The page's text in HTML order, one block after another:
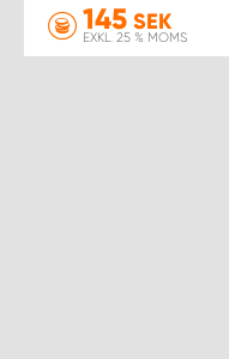
145 SEK
EXKL. 25 % MOMS